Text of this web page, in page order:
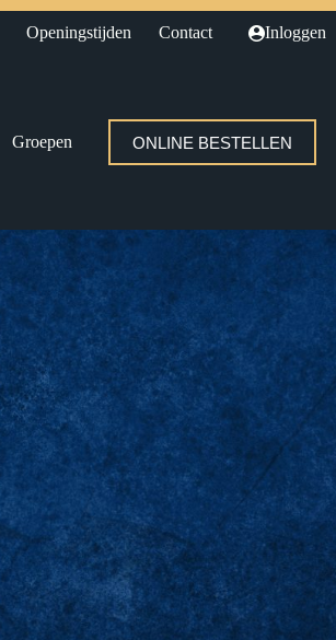
Openingstijden Contact Inloggen
Groepen ONLINE BESTELLEN